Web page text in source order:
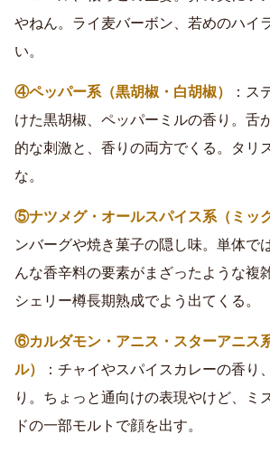
やねん。ライ麦バーボン、若めのハイ
い。
④ペッパー系（黒胡椒・白胡椒）
：ス
けた黒胡椒、ペッパーミルの香り。舌
的な刺激と、香りの両方でくる。タリ
な。
⑤ナツメグ・オールスパイス系（ミッ
ンバーグや焼き菓子の隠し味。単体で
んな香辛料の要素がまざったような複
シェリー樽長期熟成でよう出てくる。
⑥カルダモン・アニス・スターアニス
ル）
：チャイやスパイスカレーの香り
り。ちょっと通向けの表現やけど、ミ
ドの一部モルトで顔を出す。